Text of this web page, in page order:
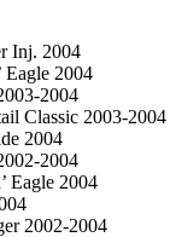
Inj. 2004
2004
2004
Classic 2003-2004
2004
2004
Eagle 2004
2002-2004